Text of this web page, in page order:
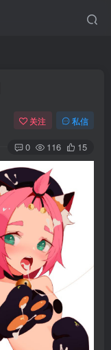
关注 私信
0 116 15